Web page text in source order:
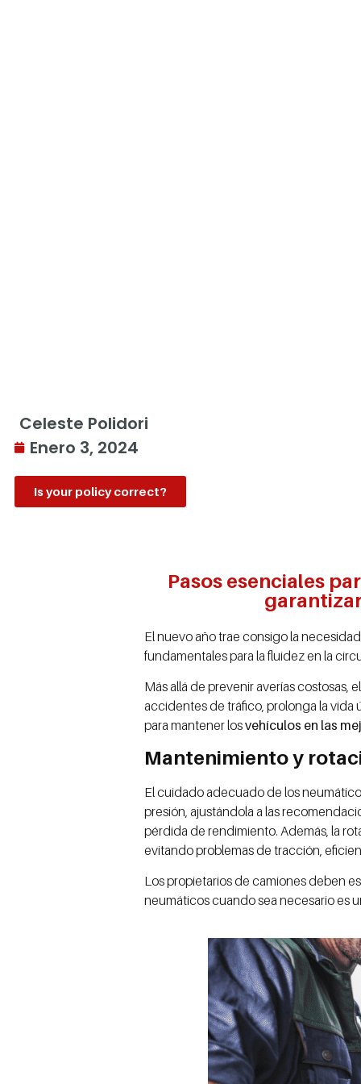
Celeste Polidori
Enero 3, 2024
Is your policy correct?
Pasos esenciales
El nuevo año trae consigo la
fundamentales para la fluidez en la
Más allá de prevenir averías costosas,
accidentes de tráfico, prolonga la vida
para mantener losvehículos en las
Mantenimiento y
El cuidado adecuado de los
presión, ajustándola a las
pérdida de rendimiento. Además, la
evitando problemas de tracción,
Los propietarios de camiones deben
neumáticos cuando sea necesario es